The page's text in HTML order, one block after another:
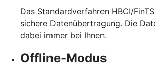
Das Standardverfahren HBCI/
sichere Datenübertragung. Die
dabei immer bei Ihnen.
Offline-Modus